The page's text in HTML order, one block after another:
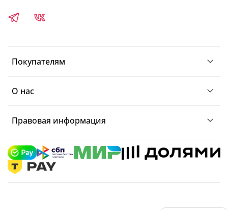
Покупателям
О нас
Правовая информация